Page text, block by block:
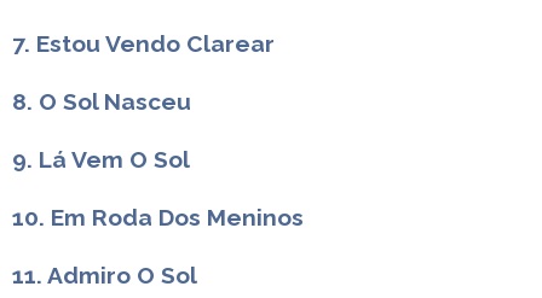
7. Estou Vendo Clarear
8. O Sol Nasceu
9. Lá Vem O Sol
10. Em Roda Dos Meninos
11. Admiro O Sol